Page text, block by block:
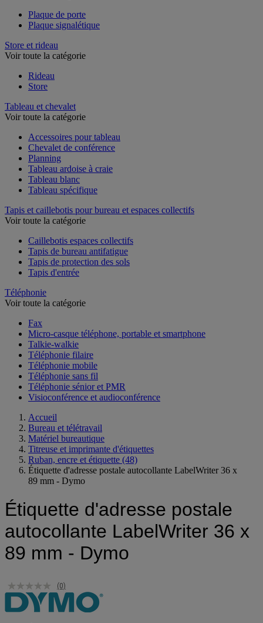
Plaque de porte
Plaque signalétique
Store et rideau
Voir toute la catégorie
Rideau
Store
Tableau et chevalet
Voir toute la catégorie
Accessoires pour tableau
Chevalet de conférence
Planning
Tableau ardoise à craie
Tableau blanc
Tableau spécifique
Tapis et caillebotis pour bureau et espaces collectifs
Voir toute la catégorie
Caillebotis espaces collectifs
Tapis de bureau antifatigue
Tapis de protection des sols
Tapis d'entrée
Téléphonie
Voir toute la catégorie
Fax
Micro-casque téléphone, portable et smartphone
Talkie-walkie
Téléphonie filaire
Téléphonie mobile
Téléphonie sans fil
Téléphonie sénior et PMR
Visioconférence et audioconférence
Accueil
Bureau et télétravail
Matériel bureautique
Titreuse et imprimante d'étiquettes
Ruban, encre et étiquette (48)
Étiquette d'adresse postale autocollante LabelWriter 36 x
89 mm - Dymo
Étiquette d'adresse postale
autocollante LabelWriter 36 x
89 mm - Dymo
(0)